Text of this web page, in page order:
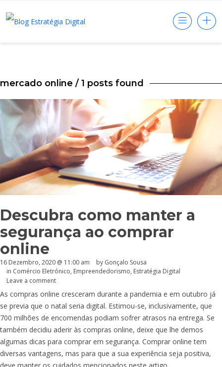
mercado online / 1 posts found
Descubra como manter a
segurança ao comprar
online
16 Dezembro, 2020 @ 11:00 am by Gonçalo Sousa
in Comércio Eletrónico, Empreendedorismo, Estratégia Digital
Leave a comment
As compras online cresceram durante a pandemia e em outubro já
se previa que o natal seria digital. Estimou-se, inclusivamente, que
700 milhões de encomendas podiam sofrer atrasos na entrega. Se
também decidiu aderir às compras online, deixe que lhe demos
algumas dicas para comprar em segurança. Comprar online tem
diversas vantagens, mas para que a sua experiência seja positiva,